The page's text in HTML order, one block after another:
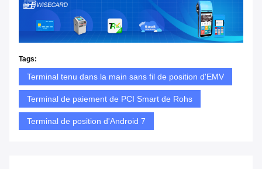
Tags:
Terminal tenu dans la main sans fil de position d'EMV
Terminal de paiement de PCI Smart de Rohs
Terminal de position d'Android 7